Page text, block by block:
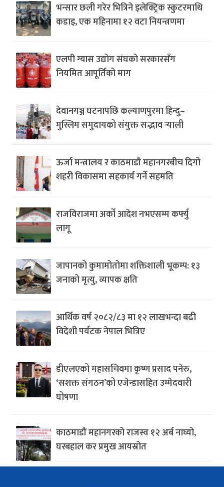
भन्सार छली गरेर भित्रिने इलेक्ट्रिक स्कुटरमाथि
कडाइ, एक महिनामा १२ वटा नियन्त्रणमा
एलपी ग्यास उद्योग संघको सरकारसँग
नियमित आपूर्तिको माग
देवानगञ्ज घटनापछि कल्याणपुरमा हिन्दु–
मुस्लिम समुदायको संयुक्त सद्भाव र्‍याली
ऊर्जा मन्त्रालय र काठमाडौं महानगरबीच दिगो
शहरी विकासमा सहकार्य गर्ने सहमति
राजविराजमा अर्को आदेश नभएसम्म कर्फ्यु
लागू
जापानको कुमामोतोमा शक्तिशाली भूकम्प: १३
जनाको मृत्यु, व्यापक क्षति
आर्थिक वर्ष २०८२/८३ मा १२ लाखभन्दा बढी
विदेशी पर्यटक नेपाल भित्रिए
डीएलएको महासचिवमा कृष्ण प्रसाद पनेरु,
‘सशक्त संगठन’को एजेन्डासहित उम्मेदवारी
घोषणा
काठमाडौं महानगरको राजस्व १२ अर्ब नाघ्यो,
घरबहाल कर प्रमुख आयस्रोत